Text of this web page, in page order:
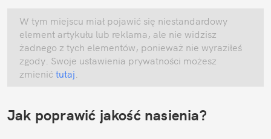
W tym miejscu miał pojawić się niestandardowy
element artykułu lub reklama, ale nie widzisz
żadnego z tych elementów, ponieważ nie wyraziłeś
zgody. Swoje ustawienia prywatności możesz
zmienić tutaj.
Jak poprawić jakość nasienia?